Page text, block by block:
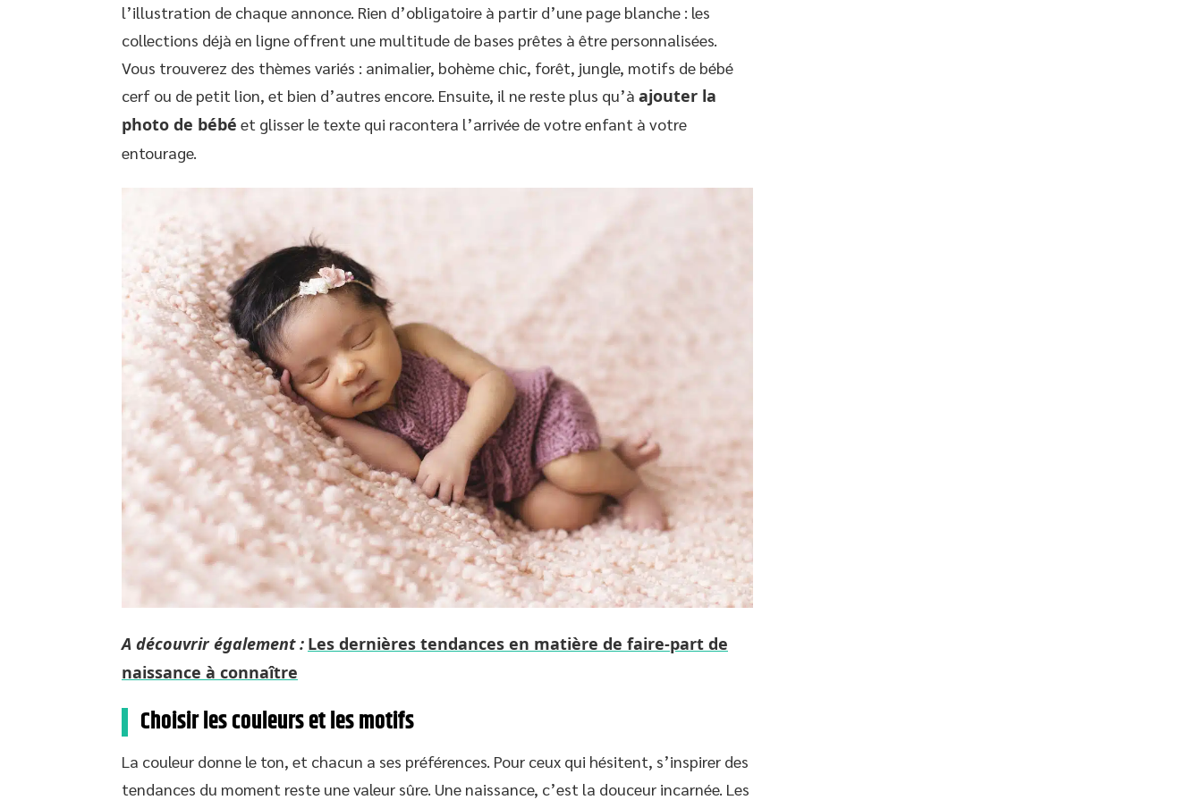
l’illustration de chaque annonce. Rien d’obligatoire à partir d’une page blanche : les
collections déjà en ligne offrent une multitude de bases prêtes à être personnalisées.
Vous trouverez des thèmes variés : animalier, bohème chic, forêt, jungle, motifs de bébé
cerf ou de petit lion, et bien d’autres encore. Ensuite, il ne reste plus qu’à ajouter la
photo de bébé et glisser le texte qui racontera l’arrivée de votre enfant à votre
entourage.
A découvrir également : Les dernières tendances en matière de faire-part de
naissance à connaître
Choisir les couleurs et les motifs
La couleur donne le ton, et chacun a ses préférences. Pour ceux qui hésitent, s’inspirer des
tendances du moment reste une valeur sûre. Une naissance, c’est la douceur incarnée. Les